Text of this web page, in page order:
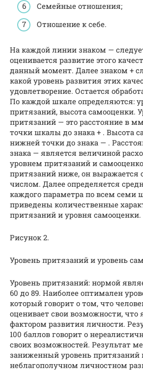
Семейные отношения;
Отношение к себе.
На каждой линии знаком —
оценивается развитие этого
данный момент. Далее знаком +
какой уровень развития этих
удовлетворение. Остается
По каждой шкале определяются:
притязаний, высота самооценки.
притязаний — это расстояние в
точки шкалы до знака + . Высота
нижней точки до знака — .
знака — является величиной
уровнем притязаний и
притязаний ниже, он выражается
числом. Далее определяется
каждого параметра по всем семи
приведены количественные
притязаний и уровня самооценки.
Рисунок 2.
Уровень притязаний и уровень
Уровень притязаний: нормой
60 до 89. Наиболее оптимален
который говорит о том, что
оценивает свои возможности,
фактором развития личности.
100 баллов говорит о
своих возможностей. Результат
заниженный уровень притязаний
неблагополучном личностном